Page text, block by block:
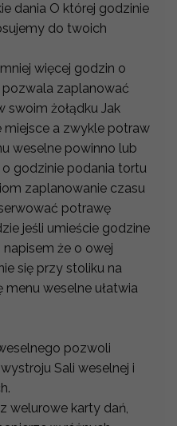
dania O której godzinie
do twoich
więcej godzin o
zaplanować
swoim żołądku Jak
a zwykle potraw
weselne powinno lub
godzinie podania tortu
zaplanowanie czasu
potrawę
jeśli umieście godzine
że o owej
się przy stoliku na
weselne ułatwia
pozwoli
Sali weselnej i
welurowe karty dań,